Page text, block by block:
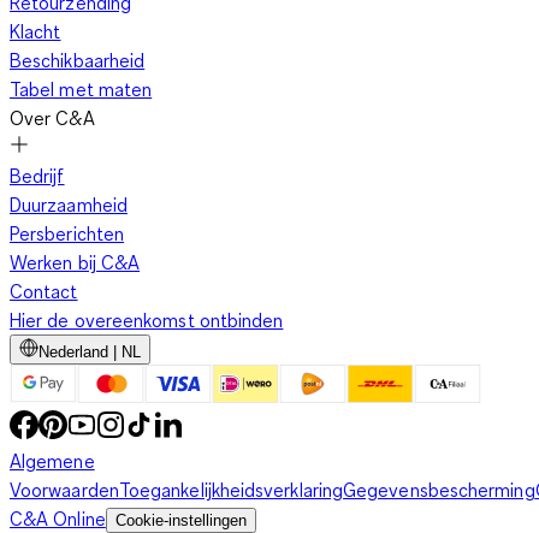
Klacht
Beschikbaarheid
Tabel met maten
Over C&A
Bedrijf
Duurzaamheid
Persberichten
Werken bij C&A
Contact
Hier de overeenkomst ontbinden
Nederland | NL
Algemene
VoorwaardenToegankelijkheidsverklaringGegevensbescherming
C&A Online Cookie-instellingen